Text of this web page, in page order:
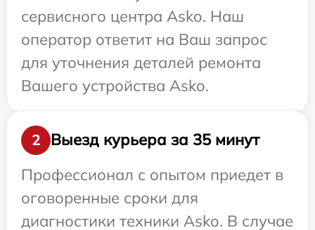
сервисного центра Asko. Наш
оператор ответит на Ваш запрос
для уточнения деталей ремонта
Вашего устройства Asko.
2
Выезд курьера за 35 минут
Профессионал с опытом приедет в
оговоренные сроки для
диагностики техники Asko. В случае